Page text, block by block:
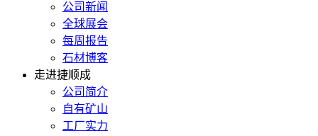
公司新闻
全球展会
每周报告
石材博客
走进捷顺成
公司简介
自有矿山
工厂实力